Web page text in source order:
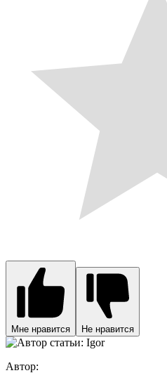
Мне нравится Не нравится
Автор: